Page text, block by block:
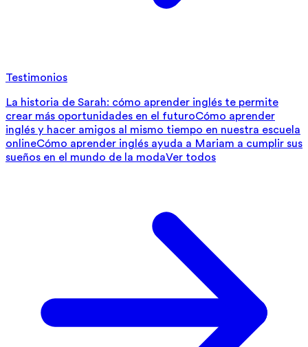
Testimonios
La historia de Sarah: cómo aprender inglés te permite
crear más oportunidades en el futuroCómo aprender
inglés y hacer amigos al mismo tiempo en nuestra escuela
onlineCómo aprender inglés ayuda a Mariam a cumplir sus
sueños en el mundo de la modaVer todos